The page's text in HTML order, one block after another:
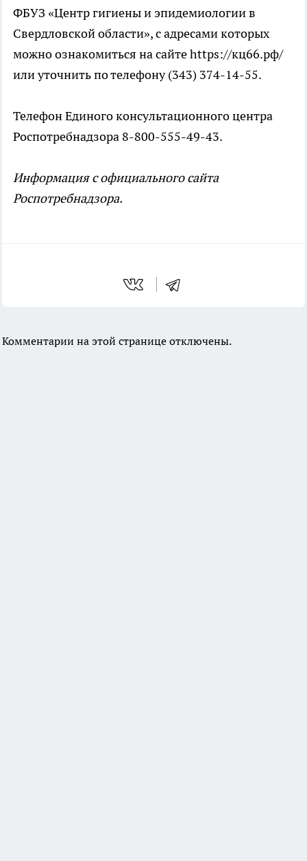
ФБУЗ «Центр гигиены и эпидемиологии в
Свердловской области», с адресами которых
можно ознакомиться на сайте https://кц66.рф/
или уточнить по телефону (343) 374-14-55.
Телефон Единого консультационного центра
Роспотребнадзора 8-800-555-49-43.
Информация с официального сайта
Роспотребнадзора.
Комментарии на этой странице отключены.